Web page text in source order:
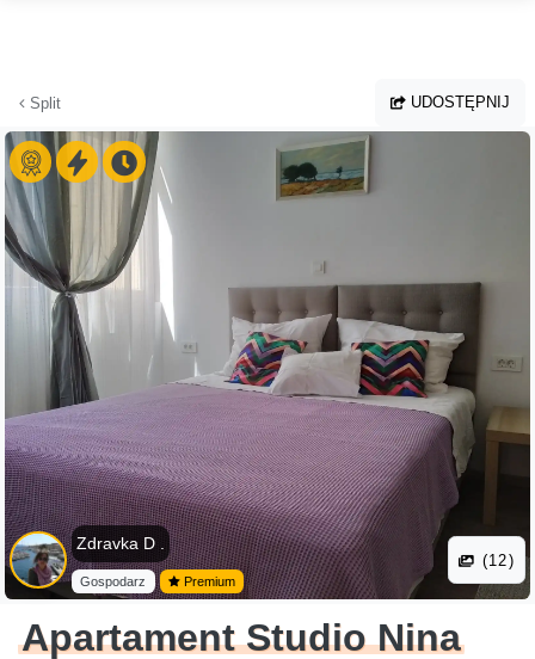
Split UDOSTĘPNIJ
Zdravka D .
Gospodarz Premium
(12)
Apartament Studio Nina